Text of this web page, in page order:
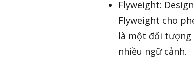
Flyweight:
Flyweight cho
là một đối tượng
nhiều ngữ cảnh.